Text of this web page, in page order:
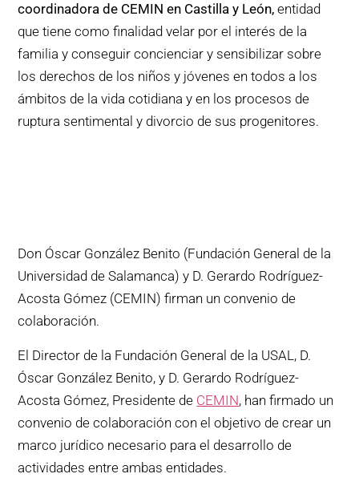
coordinadora de CEMIN en Castilla y León,entidad
que tiene como finalidad velar por el interés de la
familia y conseguir concienciar y sensibilizar sobre
los derechos de los niños y jóvenes en todos a los
ámbitos de la vida cotidiana y en los procesos de
ruptura sentimental y divorcio de sus progenitores.
Don Óscar González Benito (Fundación General de la
Universidad de Salamanca) y D. Gerardo Rodríguez-
Acosta Gómez (CEMIN) firman un convenio de
colaboración.
El Director de la Fundación General de la USAL, D.
Óscar González Benito, y D. Gerardo Rodríguez-
Acosta Gómez, Presidente de CEMIN, han firmado un
convenio de colaboración con el objetivo de crear un
marco jurídico necesario para el desarrollo de
actividades entre ambas entidades.